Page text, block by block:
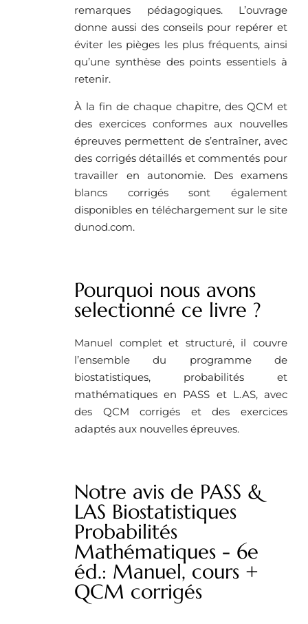
remarques pédagogiques. L’ouvrage
donne aussi des conseils pour repérer et
éviter les pièges les plus fréquents, ainsi
qu’une synthèse des points essentiels à
retenir.
À la fin de chaque chapitre, des QCM et
des exercices conformes aux nouvelles
épreuves permettent de s’entraîner, avec
des corrigés détaillés et commentés pour
travailler en autonomie. Des examens
blancs corrigés sont également
disponibles en téléchargement sur le site
dunod.com.
Pourquoi nous avons
selectionné ce livre ? ​
Manuel complet et structuré, il couvre
l’ensemble du programme de
biostatistiques, probabilités et
mathématiques en PASS et L.AS, avec
des QCM corrigés et des exercices
adaptés aux nouvelles épreuves.
Notre avis de PASS &
LAS Biostatistiques
Probabilités
Mathématiques - 6e
éd.: Manuel, cours +
QCM corrigés